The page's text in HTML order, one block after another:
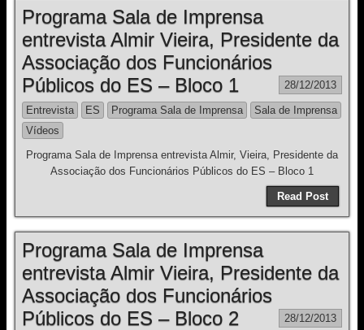
Programa Sala de Imprensa
entrevista Almir Vieira, Presidente da
Associação dos Funcionários
Públicos do ES – Bloco 1
28/12/2013
Entrevista ES Programa Sala de Imprensa
Sala de Imprensa
Vídeos
Programa Sala de Imprensa entrevista Almir, Vieira, Presidente da
Associação dos Funcionários Públicos do ES – Bloco 1
Read Post
Programa Sala de Imprensa
entrevista Almir Vieira, Presidente da
Associação dos Funcionários
Públicos do ES – Bloco 2
28/12/2013